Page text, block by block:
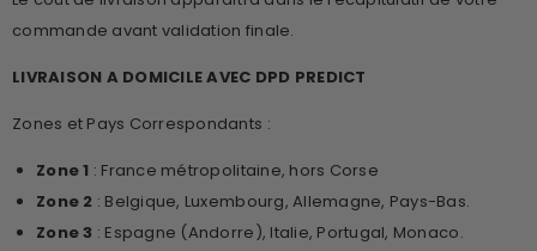
commande avant validation finale.
LIVRAISON A DOMICILE AVEC DPD PREDICT
Zones et Pays Correspondants :
Zone 1 : France métropolitaine, hors Corse
Zone 2 : Belgique, Luxembourg, Allemagne, Pays-Bas.
Zone 3 : Espagne (Andorre), Italie, Portugal, Monaco.